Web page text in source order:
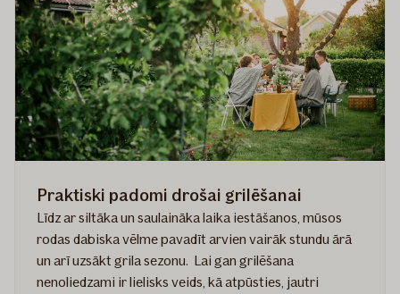
birojs,
skola
un
sporta
zāle,
labāk
apdrošini!
Praktiski padomi drošai grilēšanai
Līdz ar siltāka un saulaināka laika iestāšanos, mūsos
rodas dabiska vēlme pavadīt arvien vairāk stundu ārā
un arī uzsākt grila sezonu. Lai gan grilēšana
nenoliedzami ir lielisks veids, kā atpūsties, jautri